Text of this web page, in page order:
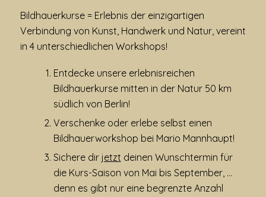
Bildhauerkurse = Erlebnis der einzigartigen
Verbindung von Kunst, Handwerk und Natur, vereint
in 4 unterschiedlichen Workshops!
Entdecke unsere erlebnisreichen
Bildhauerkurse mitten in der Natur 50 km
südlich von Berlin!
Verschenke oder erlebe selbst einen
Bildhauerworkshop bei Mario Mannhaupt!
Sichere dir jetzt deinen Wunschtermin für
die Kurs-Saison von Mai bis September, …
denn es gibt nur eine begrenzte Anzahl